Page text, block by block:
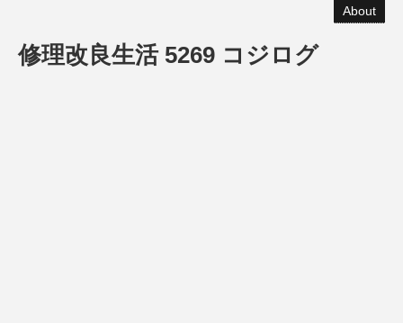
About
修理改良生活 5269 コジログ